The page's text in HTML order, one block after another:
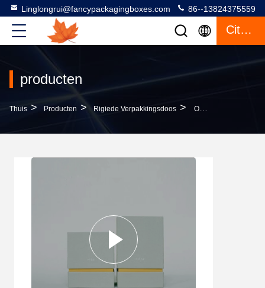
Linglongrui@fancypackagingboxes.com 86--13824375559
Citaat
producten
Thuis > Producten > Rigiede Verpakkingsdoos > OEM Parfum Rigid Packaging Box Karton Materiaal Opvouwbaar